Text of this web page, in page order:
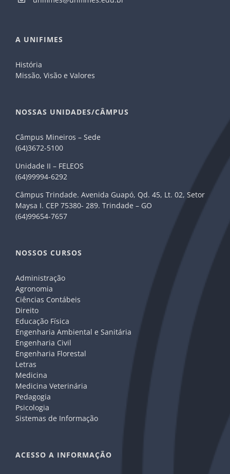
A UNIFIMES
História
Missão, Visão e Valores
NOSSAS UNIDADES/CÂMPUS
Câmpus Mineiros – Sede
(64)3672-5100
Unidade II – FELEOS
(64)99994-6292
Câmpus Trindade. Avenida Guapó, Qd. 45, Lt. 02, Setor
Maysa I. CEP 75380- 289. Trindade – GO
(64)99654-7657
NOSSOS CURSOS
Administração
Agronomia
Ciências Contábeis
Direito
Educação Física
Engenharia Ambiental e Sanitária
Engenharia Civil
Engenharia Florestal
Letras
Medicina
Medicina Veterinária
Pedagogia
Psicologia
Sistemas de Informação
ACESSO A INFORMAÇÃO